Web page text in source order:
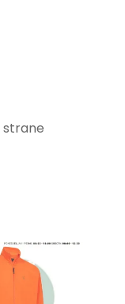
strane